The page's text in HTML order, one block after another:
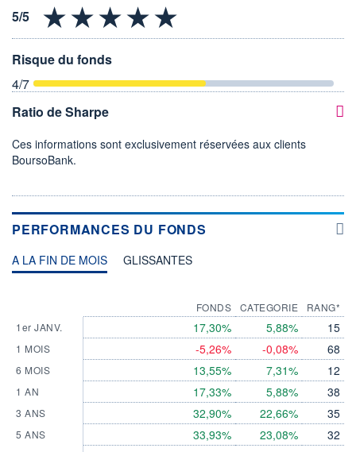
Risque du fonds
4/7
Ratio de Sharpe
Ces informations sont exclusivement réservées aux clients
BoursoBank.
PERFORMANCES DU FONDS
A LA FIN DE MOIS GLISSANTES
1er JANV.
1 MOIS
6 MOIS
1 AN
3 ANS
5 ANS
FONDS
17,30%
-5,26%
13,55%
17,33%
32,90%
33,93%
CATEGORIE
5,88%
-0,08%
7,31%
5,88%
22,66%
23,08%
RANG*
15
68
12
38
35
32